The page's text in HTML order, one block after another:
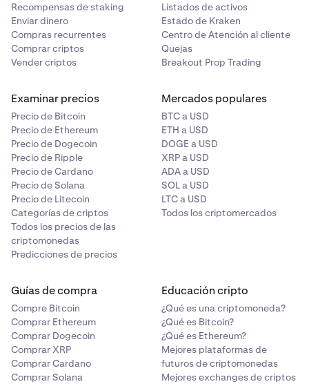
Recompensas de staking
Enviar dinero
Compras recurrentes
Comprar criptos
Vender criptos
Listados de activos
Estado de Kraken
Centro de Atención al cliente
Quejas
Breakout Prop Trading
Examinar precios
Precio de Bitcoin
Precio de Ethereum
Precio de Dogecoin
Precio de Ripple
Precio de Cardano
Precio de Solana
Precio de Litecoin
Categorías de criptos
Todos los precios de las
criptomonedas
Predicciones de precios
Mercados populares
BTC a USD
ETH a USD
DOGE a USD
XRP a USD
ADA a USD
SOL a USD
LTC a USD
Todos los criptomercados
Guías de compra
Compre Bitcoin
Comprar Ethereum
Comprar Dogecoin
Comprar XRP
Comprar Cardano
Comprar Solana
Educación cripto
¿Qué es una criptomoneda?
¿Qué es Bitcoin?
¿Qué es Ethereum?
Mejores plataformas de
futuros de criptomonedas
Mejores exchanges de criptos